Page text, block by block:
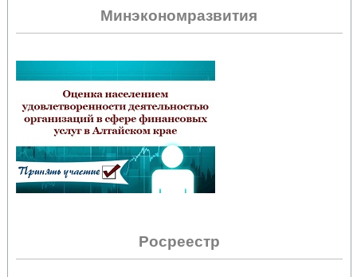
Минэкономразвития
Росреестр